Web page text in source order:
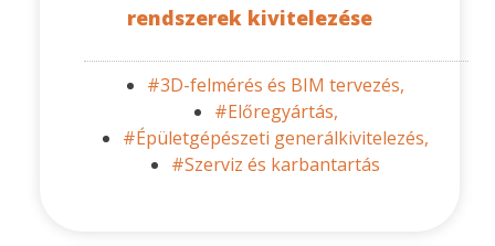
rendszerek kivitelezése
#3D-felmérés és BIM tervezés,
#Előregyártás,
#Épületgépészeti generálkivitelezés,
#Szerviz és karbantartás